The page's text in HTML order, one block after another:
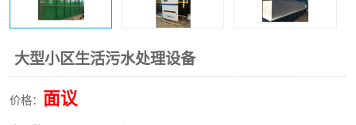
大型小区生活污水处理设备
价格： 面议